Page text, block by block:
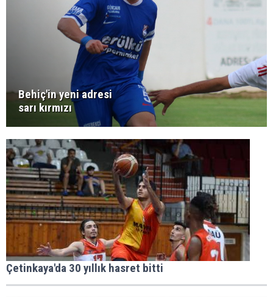
Behiç'in yeni adresi
sarı kırmızı
Çetinkaya'da 30 yıllık hasret bitti